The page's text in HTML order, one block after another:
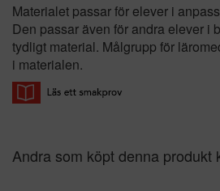
Materialet passar för elever i
Den passar även för andra elever i
tydligt material. Målgrupp för
i materialen.
Andra som köpt denna produkt